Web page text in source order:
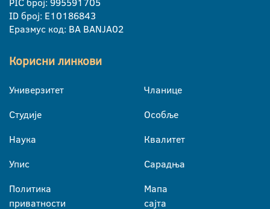
ID број: E10186843
Еразмус код: BA BANJA02
Корисни линкови
Универзитет
Студије
Наука
Упис
Политика
приватности
Чланице
Особље
Квалитет
Сарадња
Мапа
сајта